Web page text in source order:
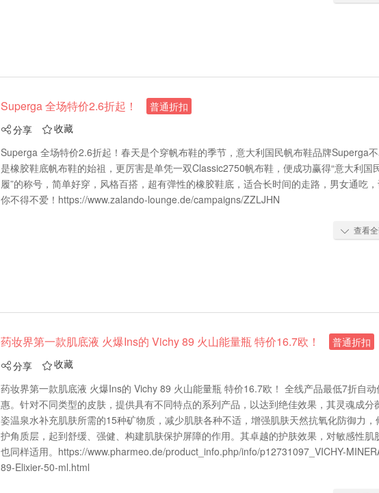
Superga 全场特价2.6折起！ 普通折扣
分享 收藏
Superga 全场特价2.6折起！春天是个穿帆布鞋的季节，意大利国民帆布鞋品牌Superga
是橡胶鞋底帆布鞋的始祖，更厉害是单凭一双Classic2750帆布鞋，便成功赢得“意大利国
履”的称号，简单好穿，风格百搭，超有弹性的橡胶鞋底，适合长时间的走路，男女通吃
你不得不爱！https://www.zalando-lounge.de/campaigns/ZZLJHN
 查看
药妆界第一款肌底液 火爆Ins的 Vichy 89 火山能量瓶 特价16.7欧！ 普通折扣
分享 收藏
药妆界第一款肌底液 火爆Ins的 Vichy 89 火山能量瓶 特价16.7欧！ 全线产品最低7折自动
惠。针对不同类型的皮肤，提供具有不同特点的系列产品，以达到绝佳效果，其灵魂成分
姿温泉水补充肌肤所需的15种矿物质，减少肌肤各种不适，增强肌肤天然抗氧化防御力，
护角质层，起到舒缓、强健、构建肌肤保护屏障的作用。其卓越的护肤效果，对敏感性肌
也同样适用。https://www.pharmeo.de/product_info.php/info/p12731097_VICHY-
89-Elixier-50-ml.html